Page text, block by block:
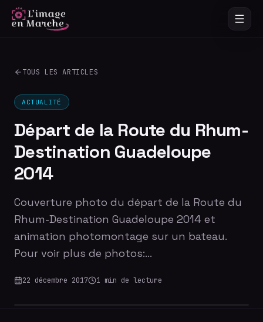
TOUS LES ARTICLES
ACTUALITÉ
Départ de la Route du Rhum-
Destination Guadeloupe
2014
Couverture photo du départ de la Route du
Rhum-Destination Guadeloupe 2014 et
animation photomontage sur un bateau.
Pour voir plus de photos:…
22 décembre 2017 1 min de lecture